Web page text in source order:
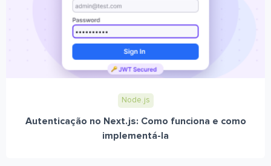
Node.js
Autenticação no Next.js: Como funciona e como
implementá-la